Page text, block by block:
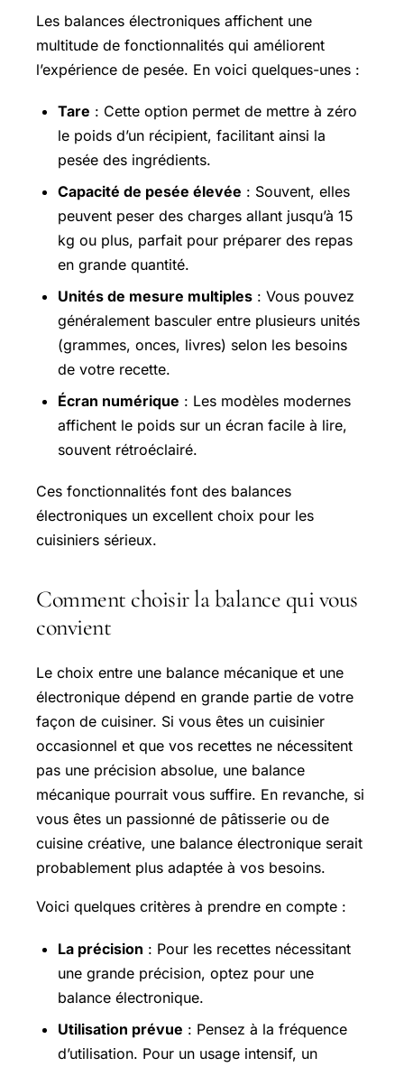
Les balances électroniques affichent une
multitude de fonctionnalités qui améliorent
l’expérience de pesée. En voici quelques-unes :
Tare : Cette option permet de mettre à zéro
le poids d’un récipient, facilitant ainsi la
pesée des ingrédients.
Capacité de pesée élevée : Souvent, elles
peuvent peser des charges allant jusqu’à 15
kg ou plus, parfait pour préparer des repas
en grande quantité.
Unités de mesure multiples : Vous pouvez
généralement basculer entre plusieurs unités
(grammes, onces, livres) selon les besoins
de votre recette.
Écran numérique : Les modèles modernes
affichent le poids sur un écran facile à lire,
souvent rétroéclairé.
Ces fonctionnalités font des balances
électroniques un excellent choix pour les
cuisiniers sérieux.
Comment choisir la balance qui vous
convient
Le choix entre une balance mécanique et une
électronique dépend en grande partie de votre
façon de cuisiner. Si vous êtes un cuisinier
occasionnel et que vos recettes ne nécessitent
pas une précision absolue, une balance
mécanique pourrait vous suffire. En revanche, si
vous êtes un passionné de pâtisserie ou de
cuisine créative, une balance électronique serait
probablement plus adaptée à vos besoins.
Voici quelques critères à prendre en compte :
La précision : Pour les recettes nécessitant
une grande précision, optez pour une
balance électronique.
Utilisation prévue : Pensez à la fréquence
d’utilisation. Pour un usage intensif, un